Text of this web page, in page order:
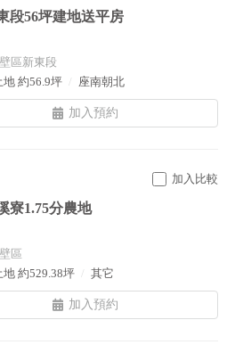
段56坪建地送平房
區新東段
地 約56.9坪 座南朝北
加入比較
寮1.75分農地
區
地 約529.38坪 其它